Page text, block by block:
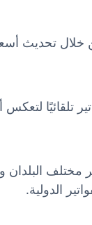
تحديث
تلقائيًا
مختلف
الدولية.